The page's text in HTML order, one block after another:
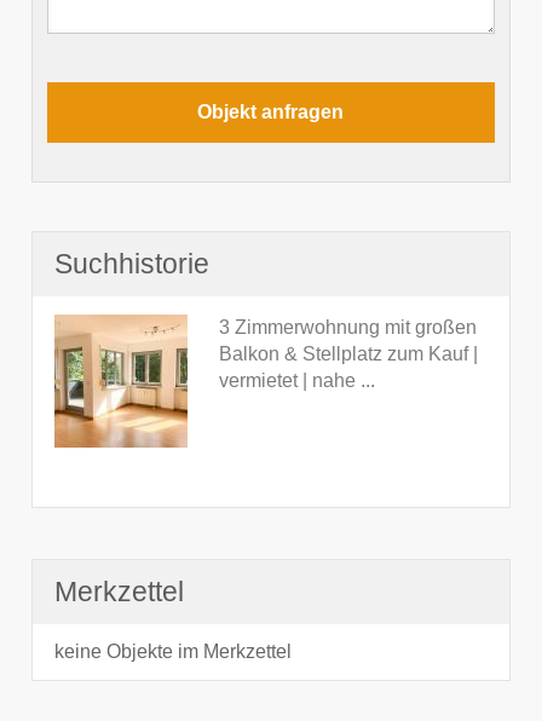
Suchhistorie
3 Zimmerwohnung mit großen
Balkon & Stellplatz zum Kauf |
vermietet | nahe ...
Merkzettel
keine Objekte im Merkzettel